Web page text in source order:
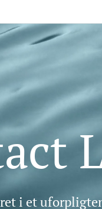
i et